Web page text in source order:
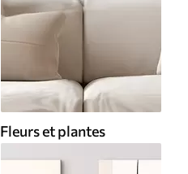
Fleurs et plantes